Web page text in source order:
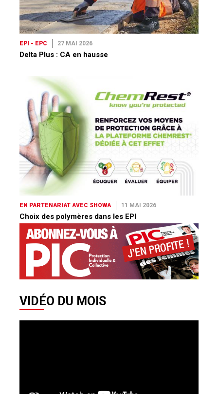
EPI - EPC 27 MAI 2026
Delta Plus : CA en hausse
EN PARTENARIAT AVEC SHOWA 11 MAI 2026
Choix des polymères dans les EPI
VIDÉO DU MOIS